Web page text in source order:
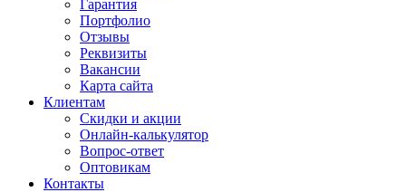
Гарантия
Портфолио
Отзывы
Реквизиты
Вакансии
Карта сайта
Клиентам
Скидки и акции
Онлайн-калькулятор
Вопрос-ответ
Оптовикам
Контакты